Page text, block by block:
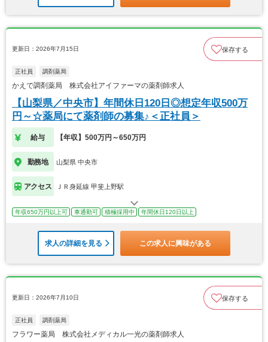
更新日：2026年7月15日 保存する
正社員 調剤薬局
かえで調剤薬局 株式会社アイファーマの薬剤師求人
【山梨県／中央市】年間休日120日◎想定年収500万
円～☆薬局にて薬剤師の募集♪＜正社員＞
給与 【年収】500万円～650万円
勤務地 山梨県 中央市
アクセス ＪＲ身延線 甲斐上野駅
年収650万円以上可 車通勤可 積極採用中 年間休日120日以上
求人の詳細を見る この求人に興味がある
更新日：2026年7月10日 保存する
正社員 調剤薬局
フラワー薬局 株式会社メディカル一光の薬剤師求人